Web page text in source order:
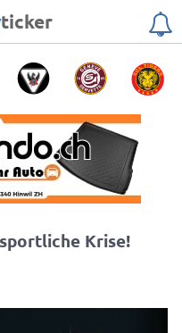
ticker
Krise!